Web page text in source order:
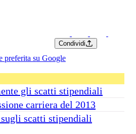
Condividi
preferita su Google
gli scatti stipendiali
carriera del 2013
scatti stipendiali